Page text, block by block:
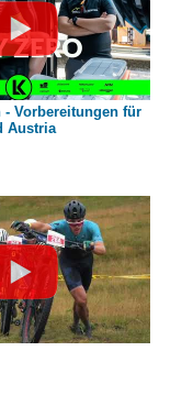
- Vorbereitungen für
Austria